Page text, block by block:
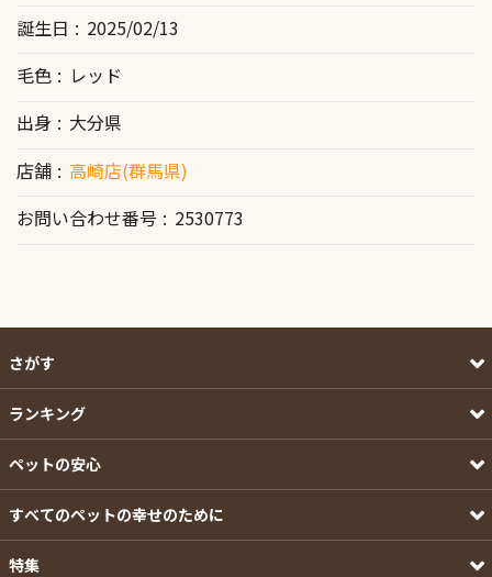
誕生日
2025/02/13
毛色
レッド
出身
大分県
店舗
高崎店(群馬県)
お問い合わせ番号
2530773
さがす
ランキング
ペットの安心
すべてのペットの幸せのために
特集